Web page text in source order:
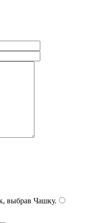
выбрав Чашку.